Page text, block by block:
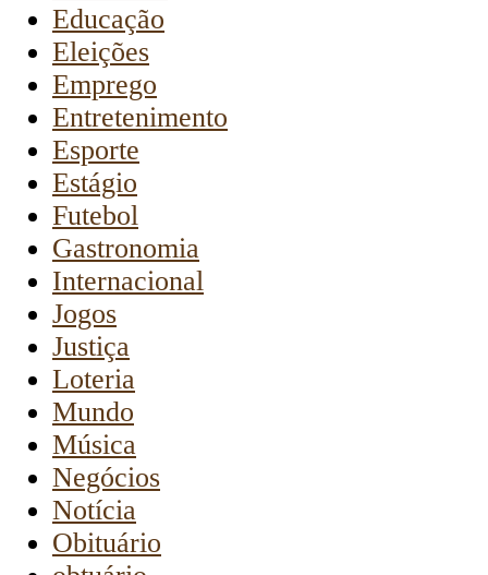
Educação
Eleições
Emprego
Entretenimento
Esporte
Estágio
Futebol
Gastronomia
Internacional
Jogos
Justiça
Loteria
Mundo
Música
Negócios
Notícia
Obituário